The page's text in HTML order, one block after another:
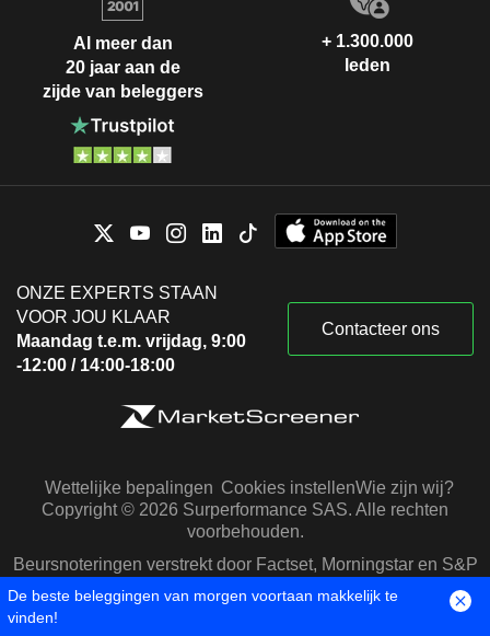
Al meer dan
20 jaar aan de
zijde van beleggers
+ 1.300.000
leden
ONZE EXPERTS STAAN
VOOR JOU KLAAR
Maandag t.e.m. vrijdag, 9:00
-12:00 / 14:00-18:00
Contacteer ons
Wettelijke bepalingen Cookies instellenWie zijn wij?
Copyright © 2026 Surperformance SAS. Alle rechten
voorbehouden.
Beursnoteringen verstrekt door Factset, Morningstar en S&P
De beste beleggingen van morgen voortaan makkelijk te
vinden!